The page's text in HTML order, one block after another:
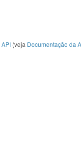
API (veja Documentação da